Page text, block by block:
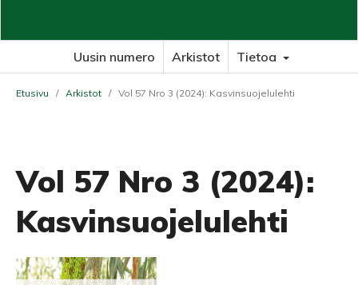
Uusin numero Arkistot Tietoa
Etusivu / Arkistot / Vol 57 Nro 3 (2024): Kasvinsuojelulehti
Vol 57 Nro 3 (2024):
Kasvinsuojelulehti